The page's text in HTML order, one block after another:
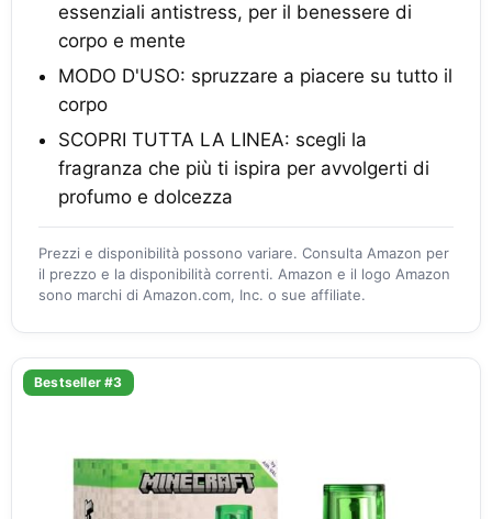
essenziali antistress, per il benessere di
corpo e mente
MODO D'USO: spruzzare a piacere su tutto il
corpo
SCOPRI TUTTA LA LINEA: scegli la
fragranza che più ti ispira per avvolgerti di
profumo e dolcezza
Prezzi e disponibilità possono variare. Consulta Amazon per
il prezzo e la disponibilità correnti. Amazon e il logo Amazon
sono marchi di Amazon.com, Inc. o sue affiliate.
Bestseller #3